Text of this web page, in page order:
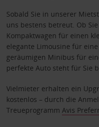
Sobald Sie in unserer
uns bestens betreut. Ob
Kompaktwagen für einen
elegante Limousine für
geräumigen Minibus für
perfekte Auto steht für Sie
Vielmieter erhalten ein
kostenlos – durch die
Treueprogramm Avis